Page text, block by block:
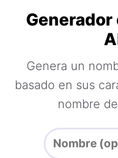
Generador
Genera un
basado en sus
nombre